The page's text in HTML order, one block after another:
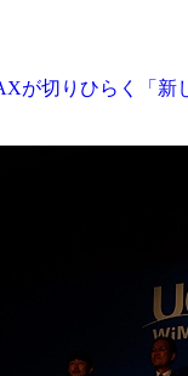
が切りひらく「新